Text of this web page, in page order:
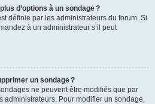
d’options à un sondage ?
définie par les administrateurs du forum. Si
à un administrateur s’il peut
un sondage ?
ne peuvent être modifiés que par
administrateurs. Pour modifier un sondage,